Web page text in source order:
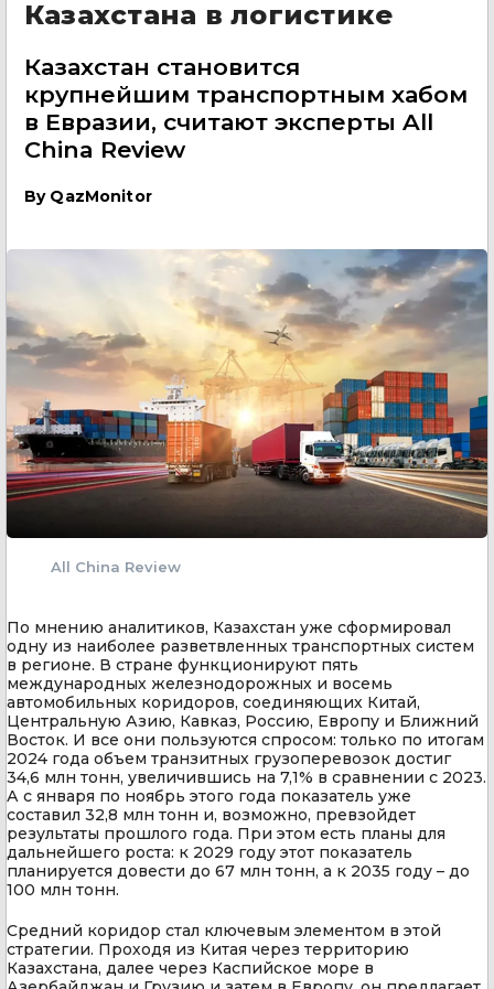
Казахстана в логистике
Казахстан становится
крупнейшим транспортным хабом
в Евразии, считают эксперты All
China Review
By QazMonitor
All China Review
По мнению аналитиков, Казахстан уже сформировал
одну из наиболее разветвленных транспортных систем
в регионе. В стране функционируют пять
международных железнодорожных и восемь
автомобильных коридоров, соединяющих Китай,
Центральную Азию, Кавказ, Россию, Европу и Ближний
Восток. И все они пользуются спросом: только по итогам
2024 года объем транзитных грузоперевозок достиг
34,6 млн тонн, увеличившись на 7,1% в сравнении с 2023.
А с января по ноябрь этого года показатель уже
составил 32,8 млн тонн и, возможно, превзойдет
результаты прошлого года. При этом есть планы для
дальнейшего роста: к 2029 году этот показатель
планируется довести до 67 млн тонн, а к 2035 году – до
100 млн тонн.
Средний коридор стал ключевым элементом в этой
стратегии. Проходя из Китая через территорию
Казахстана, далее через Каспийское море в